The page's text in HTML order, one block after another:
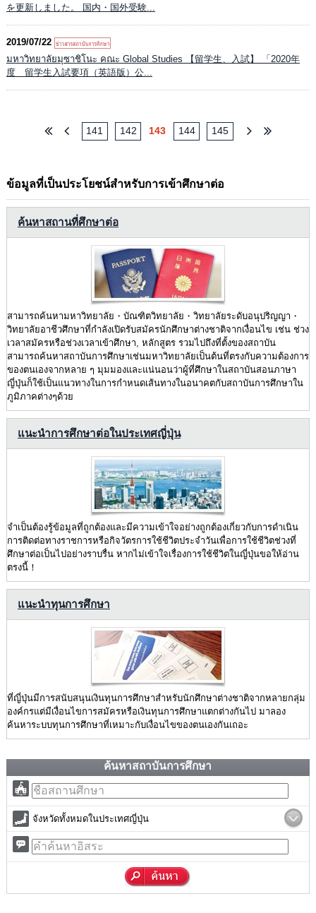
を更新しました。 国内・国外受験...
2019/07/22
มหาวิทยาลัยมุซาชิโนะ คณะ Global Studies 【留学生、入試】 「2020年
度 留学生入試要項（英語版）公...
141 142 143 144 145
ข้อมูลที่เป็นประโยชน์สำหรับการเข้าศึกษาต่อ
ค้นหาสถานที่ศึกษาต่อ
สามารถค้นหามหาวิทยาลัย・บัณฑิตวิทยาลัย・วิทยาลัยระดับอนุปริญญา・
วิทยาลัยอาชีวศึกษาที่กำลังเปิดรับสมัครนักศึกษาต่างชาติจากเงื่อนไข เช่น ช่วง
เวลาสมัครหรือช่วงเวลาเข้าศึกษา, หลักสูตร รวมไปถึงที่ตั้งของสถาบัน
สามารถค้นหาสถาบันการศึกษาเช่นมหาวิทยาลัยเป็นต้นที่ตรงกับความต้องการ
ของตนเองจากหลาย ๆ มุมมองและแน่นอนว่าผู้ที่ศึกษาในสถาบันสอนภาษา
ญี่ปุ่นก็ใช้เป็นแนวทางในการกำหนดเส้นทางในอนาคตกับสถาบันการศึกษาใน
ภูมิภาคต่างๆด้วย
แนะนำการศึกษาต่อในประเทศญี่ปุ่น
จำเป็นต้องรู้ข้อมูลที่ถูกต้องและมีความเข้าใจอย่างถูกต้องเกี่ยวกับการดำเนิน
การติดต่อทางราชการหรือกิจวัตรการใช้ชีวิตประจำวันเพื่อการใช้ชีวิตช่วงที่
ศึกษาต่อเป็นไปอย่างราบรื่น หากไม่เข้าใจเรื่องการใช้ชีวิตในญี่ปุ่นขอให้อ่าน
ตรงนี้！
แนะนำทุนการศึกษา
ที่ญี่ปุ่นมีการสนับสนุนเงินทุนการศึกษาสำหรับนักศึกษาต่างชาติจากหลายกลุ่ม
องค์กรแต่มีเงื่อนไขการสมัครหรือเงินทุนการศึกษาแตกต่างกันไป มาลอง
ค้นหาระบบทุนการศึกษาที่เหมาะกับเงื่อนไขของตนเองกันเถอะ
ค้นหาสถาบันการศึกษา
จังหวัดทั้งหมดในประเทศญี่ปุ่น